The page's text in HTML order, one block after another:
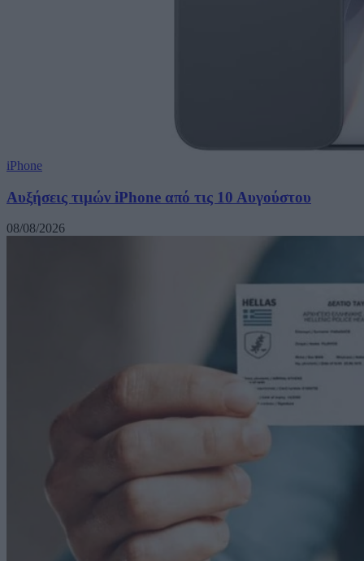
iPhone
Αυξήσεις τιμών iPhone από τις 10 Αυγούστου
08/08/2026